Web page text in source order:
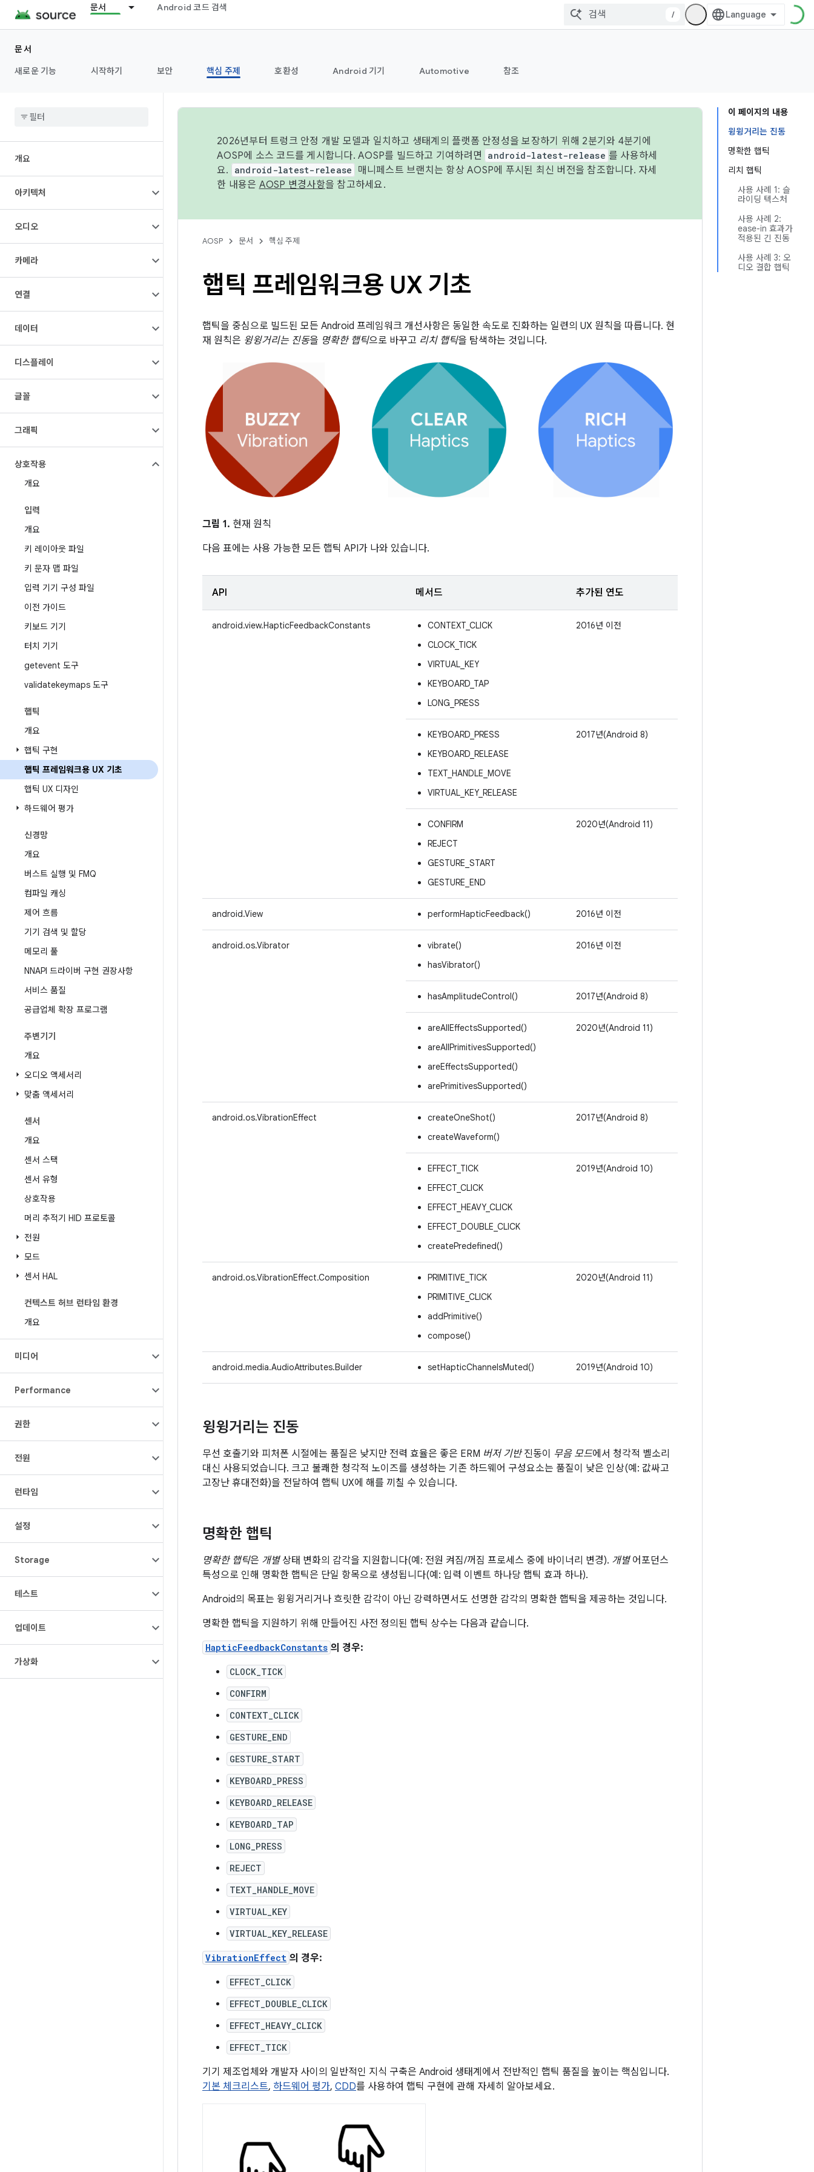
문서 Android 코드 검색
/
문서
새로운 기능
시작하기 보안 핵심 주제 호환성 Android 기기 Automotive 참조
개요
아키텍처
오디오
카메라
연결
데이터
디스플레이
글꼴
그래픽
상호작용
개요
입력
개요
키 레이아웃 파일
키 문자 맵 파일
입력 기기 구성 파일
이전 가이드
키보드 기기
터치 기기
getevent 도구
validatekeymaps 도구
햅틱
개요
햅틱 구현
햅틱 프레임워크용 UX 기초
햅틱 UX 디자인
하드웨어 평가
신경망
개요
버스트 실행 및 FMQ
컴파일 캐싱
제어 흐름
기기 검색 및 할당
메모리 풀
NNAPI 드라이버 구현 권장사항
서비스 품질
공급업체 확장 프로그램
주변기기
개요
오디오 액세서리
맞춤 액세서리
센서
개요
센서 스택
센서 유형
상호작용
머리 추적기 HID 프로토콜
전원
모드
센서 HAL
컨텍스트 허브 런타임 환경
개요
미디어
Performance
권한
전원
런타임
설정
Storage
테스트
업데이트
가상화
이 페이지의 내용
윙윙거리는 진동
명확한 햅틱
리치 햅틱
사용 사례 1: 슬
라이딩 텍스처
사용 사례 2:
ease-in 효과가
적용된 긴 진동
사용 사례 3: 오
디오 결합 햅틱
2026년부터 트렁크 안정 개발 모델과 일치하고 생태계의 플랫폼 안정성을 보장하기 위해 2분기와 4분기에
AOSP에 소스 코드를 게시합니다. AOSP를 빌드하고 기여하려면
android-latest-release 를 사용하세
요.
android-latest-release
매니페스트 브랜치는 항상 AOSP에 푸시된 최신 버전을 참조합니다. 자세
한 내용은 AOSP 변경사항을 참고하세요.
AOSP 문서 핵심 주제
햅틱 프레임워크용 UX 기초
햅틱을 중심으로 빌드된 모든 Android 프레임워크 개선사항은 동일한 속도로 진화하는 일련의 UX 원칙을 따릅니다. 현
재 원칙은 윙윙거리는 진동을 명확한 햅틱으로 바꾸고 리치 햅틱을 탐색하는 것입니다.
그림 1. 현재 원칙
다음 표에는 사용 가능한 모든 햅틱 API가 나와 있습니다.
API 메서드 추가된 연도
android.view.HapticFeedbackConstants
CONTEXT_CLICK
CLOCK_TICK
VIRTUAL_KEY
KEYBOARD_TAP
LONG_PRESS
2016년 이전
KEYBOARD_PRESS
KEYBOARD_RELEASE
TEXT_HANDLE_MOVE
VIRTUAL_KEY_RELEASE
2017년(Android 8)
CONFIRM
REJECT
GESTURE_START
GESTURE_END
2020년(Android 11)
android.View performHapticFeedback() 2016년 이전
android.os.Vibrator
vibrate()
hasVibrator()
2016년 이전
hasAmplitudeControl() 2017년(Android 8)
areAllEffectsSupported()
areAllPrimitivesSupported()
areEffectsSupported()
arePrimitivesSupported()
2020년(Android 11)
android.os.VibrationEffect
createOneShot()
createWaveform()
2017년(Android 8)
EFFECT_TICK
EFFECT_CLICK
EFFECT_HEAVY_CLICK
EFFECT_DOUBLE_CLICK
createPredefined()
2019년(Android 10)
android.os.VibrationEffect.Composition
PRIMITIVE_TICK
PRIMITIVE_CLICK
addPrimitive()
compose()
2020년(Android 11)
android.media.AudioAttributes.Builder setHapticChannelsMuted() 2019년(Android 10)
윙윙거리는 진동
무선 호출기와 피처폰 시절에는 품질은 낮지만 전력 효율은 좋은 ERM 버저 기반진동이 무음 모드에서 청각적 벨소리
대신 사용되었습니다. 크고 불쾌한 청각적 노이즈를 생성하는 기존 하드웨어 구성요소는 품질이 낮은 인상(예: 값싸고
고장난 휴대전화)을 전달하여 햅틱 UX에 해를 끼칠 수 있습니다.
명확한 햅틱
명확한 햅틱은 개별상태 변화의 감각을 지원합니다(예: 전원 켜짐/꺼짐 프로세스 중에 바이너리 변경). 개별어포던스
특성으로 인해 명확한 햅틱은 단일 항목으로 생성됩니다(예: 입력 이벤트 하나당 햅틱 효과 하나).
Android의 목표는 윙윙거리거나 흐릿한 감각이 아닌 강력하면서도 선명한 감각의 명확한 햅틱을 제공하는 것입니다.
명확한 햅틱을 지원하기 위해 만들어진 사전 정의된 햅틱 상수는 다음과 같습니다.
HapticFeedbackConstants 의 경우:
CLOCK_TICK
CONFIRM
CONTEXT_CLICK
GESTURE_END
GESTURE_START
KEYBOARD_PRESS
KEYBOARD_RELEASE
KEYBOARD_TAP
LONG_PRESS
REJECT
TEXT_HANDLE_MOVE
VIRTUAL_KEY
VIRTUAL_KEY_RELEASE
VibrationEffect 의 경우:
EFFECT_CLICK
EFFECT_DOUBLE_CLICK
EFFECT_HEAVY_CLICK
EFFECT_TICK
기기 제조업체와 개발자 사이의 일반적인 지식 구축은 Android 생태계에서 전반적인 햅틱 품질을 높이는 핵심입니다.
기본 체크리스트, 하드웨어 평가, CDD를 사용하여 햅틱 구현에 관해 자세히 알아보세요.